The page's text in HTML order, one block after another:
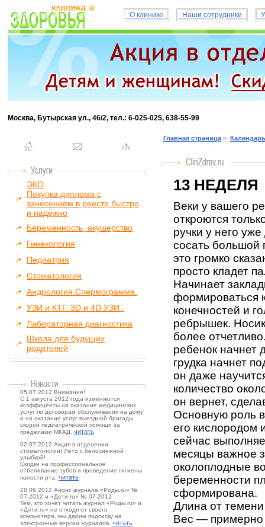
О клинике Наши сотрудники
Москва, Бутырская ул., 46/2, тел.: 6-025-025, 638-55-99
ЭКО
Покупка диплома с
занесением в реестр быстро
и надежно
Беременность, акушерство
Гинекология
Педиатрия
Стоматология
Андрология.Спермограмма.
УЗИ и КТГ. 3D и 4D УЗИ .
Лабораторная диагностика
Школа для будущих
родителей
05.07.2012 Внимание!
С 1 августа 2012 года изменяются
коэффиценты на оказание медицинских
услуг по договорам обслуживания на дому
и на оказание услуг выездной бригады
скорой педиатрической помощи за
пределами МКАД. читать
02.07.2012 Акция в отделении
стоматологии! Лето с белоснежной
улыбкой!
Скидки на профессиональное
отбеливание зубов и проведение гигиены
полости рта. читать
28.06.2012 Анонс журнала «Роды.ru» №
07-2012 и «Дети.ru» № 07-2012
Тем, кто хочет читать журнал «Роды.ru» и
«Дети.ru» не отходя от своего
компьютера, мы дарим подписку на
электронные версии журналов. читать
Главная страница >
13 НЕДЕЛЯ
Веки у вашего
откроются
ручки у него
сосать
это громко
просто кладет
Начинает
формироваться
конечностей и
ребрышек.
более
ребенок начнет
грудка начнет
он даже
количество
он вернет,
Основную роль
его кислородом
сейчас
месяцы важное
околоплодные
беременности
сформирована.
Длина от
Вес — примерно